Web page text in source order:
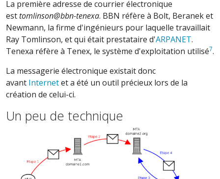
La première adresse de courrier électronique
esttomlinson@bbn-tenexa. BBN réfère à Bolt, Beranek et
Newmann, la firme d'ingénieurs pour laquelle travaillait
Ray Tomlinson, et qui était prestataire d'ARPANET.
Tenexa réfère à Tenex, le système d'exploitation utilisé7.
La messagerie électronique existait donc
avant Internetet a été un outil précieux lors de la
création de celui-ci.
Un peu de technique